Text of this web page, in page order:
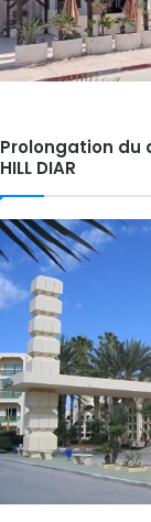
Prolongation du
HILL DIAR